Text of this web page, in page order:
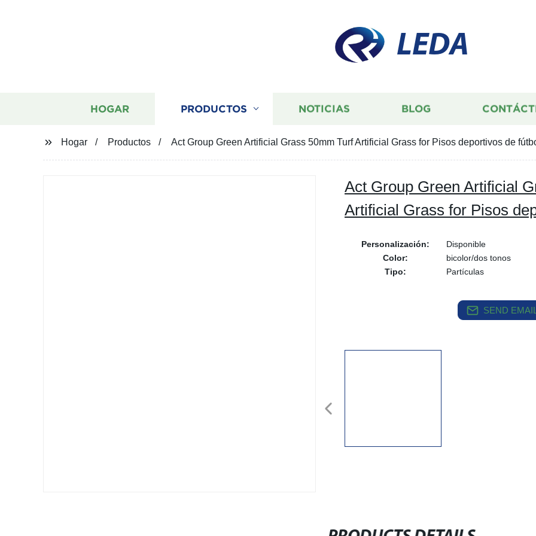
LEDA
HOGAR PRODUCTOS NOTICIAS BLOG
Hogar Productos Act Group Green Artificial Grass 50mm Turf Artificial Grass for Pisos deportivos de
Act Group Green Artificial
Artificial Grass for Pisos
Personalización:
Disponible
Color:
bicolor/dos tonos
Tipo:
Partículas
SEND